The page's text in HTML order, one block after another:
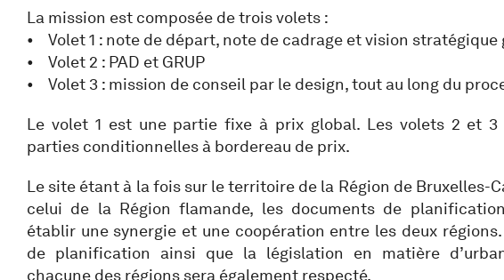
La mission est composée de trois volets :
• Volet 1 : note de départ, note de cadrage et vision stratégique
• Volet 2 : PAD et GRUP
• Volet 3 : mission de conseil par le design, tout au long du
Le volet 1 est une partie fixe à prix global. Les volets 2 et 3
parties conditionnelles à bordereau de prix.
Le site étant à la fois sur le territoire de la Région de Bruxelles-
celui de la Région flamande, les documents de
établir une synergie et une coopération entre les deux
de planification ainsi que la législation en matière
chacune des régions sera également respecté.